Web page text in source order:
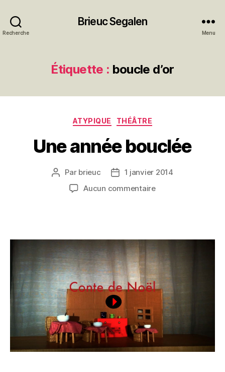
Recherche
Brieuc Segalen
Menu
Étiquette : boucle d’or
Catégories
ATYPIQUE THÉÂTRE
Une année bouclée
Auteur
l’article
Par brieuc
Date1 janvier 2014
Aucun commentairesur